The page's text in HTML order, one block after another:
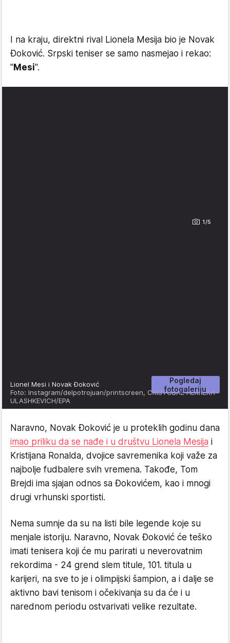
I na kraju, direktni rival Lionela Mesija bio je Novak
Đoković. Srpski teniser se samo nasmejao i rekao:
"Mesi".
1/5
Pogledaj
fotogaleriju
Lionel Mesi i Novak Đoković
Foto: Instagram/delpotrojuan/printscreen, CRISTOBAL HERRERA-
ULASHKEVICH/EPA
Naravno, Novak Đoković je u proteklih godinu dana
imao priliku da se nađe i u društvu Lionela Mesija i
Kristijana Ronalda, dvojice savremenika koji važe za
najbolje fudbalere svih vremena. Takođe, Tom
Brejdi ima sjajan odnos sa Đokovićem, kao i mnogi
drugi vrhunski sportisti.
Nema sumnje da su na listi bile legende koje su
menjale istoriju. Naravno, Novak Đoković će teško
imati tenisera koji će mu parirati u neverovatnim
rekordima - 24 grend slem titule, 101. titula u
karijeri, na sve to je i olimpijski šampion, a i dalje se
aktivno bavi tenisom i očekivanja su da će i u
narednom periodu ostvarivati velike rezultate.